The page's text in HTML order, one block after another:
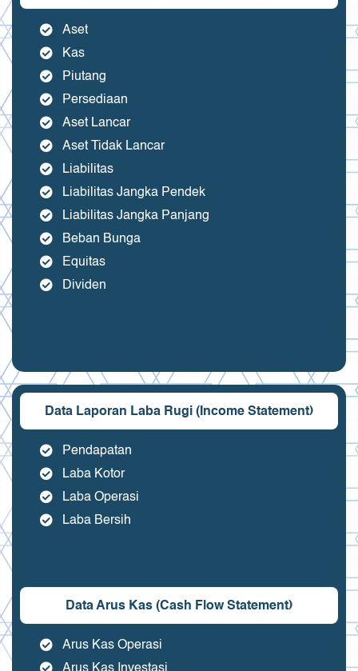
Aset
Kas
Piutang
Persediaan
Aset Lancar
Aset Tidak Lancar
Liabilitas
Liabilitas Jangka Pendek
Liabilitas Jangka Panjang
Beban Bunga
Equitas
Dividen
Data Laporan Laba Rugi (Income Statement)
Pendapatan
Laba Kotor
Laba Operasi
Laba Bersih
Data Arus Kas (Cash Flow Statement)
Arus Kas Operasi